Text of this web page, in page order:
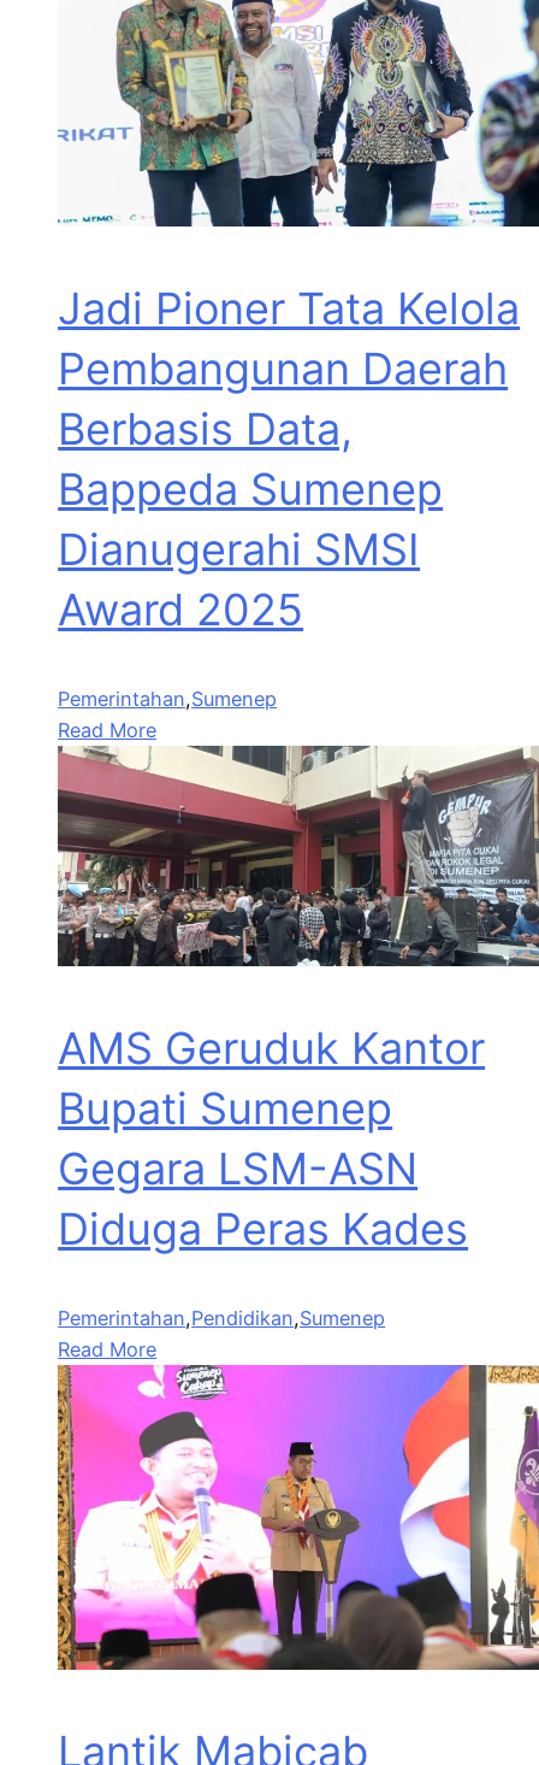
Jadi Pioner Tata Kelola
Pembangunan Daerah
Berbasis Data,
Bappeda Sumenep
Dianugerahi SMSI
Award 2025
Pemerintahan,Sumenep
Read More
AMS Geruduk Kantor
Bupati Sumenep
Gegara LSM-ASN
Diduga Peras Kades
Pemerintahan,Pendidikan,Sumenep
Read More
Lantik Mabicab